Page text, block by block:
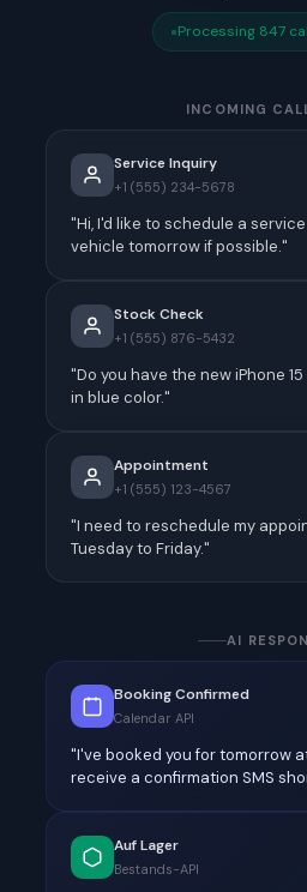
INCOMING
Service Inquiry
+1 (555) 234-5678
"Hi, I'd like to schedule a
vehicle tomorrow if possible."
Stock Check
+1 (555) 876-5432
"Do you have the new iPhone
in blue color."
Appointment
+1 (555) 123-4567
"I need to reschedule my
Tuesday to Friday."
Processing 847
AI
Booking Confirmed
Calendar API
"I've booked you for tomorrow
receive a confirmation SMS
Auf Lager
Bestands-API